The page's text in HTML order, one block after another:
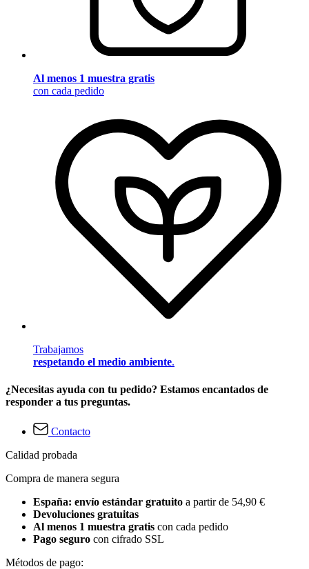
Al menos 1 muestra gratis
con cada pedido
Trabajamos
respetando el medio ambiente.
¿Necesitas ayuda con tu pedido? Estamos encantados de
responder a tus preguntas.
Contacto
Calidad probada
Compra de manera segura
España: envío estándar gratuito a partir de 54,90 €
Devoluciones gratuitas
Al menos 1 muestra gratis con cada pedido
Pago seguro con cifrado SSL
Métodos de pago: